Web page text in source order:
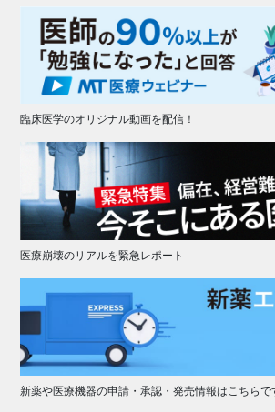
臨床医学のオリジナル動画を配信！
医療崩壊のリアルを緊急レポート
新薬や医療機器の申請・承認・発売情報はこちらで